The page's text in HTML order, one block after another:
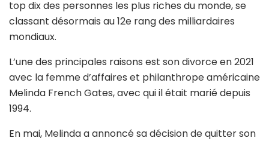
top dix des personnes les plus riches du monde, se
classant désormais au 12e rang des milliardaires
mondiaux.
L’une des principales raisons est son divorce en 2021
avec la femme d’affaires et philanthrope américaine
Melinda French Gates, avec qui il était marié depuis
1994.
En mai, Melinda a annoncé sa décision de quitter son